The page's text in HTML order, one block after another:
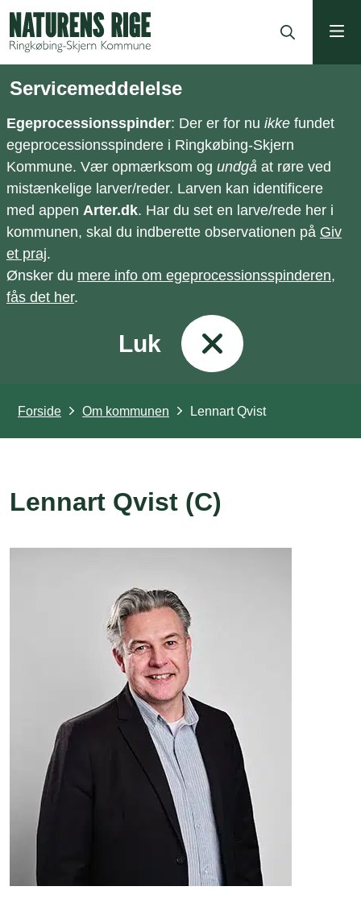
Servicemeddelelse
Egeprocessionsspinder: Der er for nu ikke fundet
egeprocessionsspindere i Ringkøbing-Skjern
Kommune. Vær opmærksom og undgå at røre ved
mistænkelige larver/reder. Larven kan identificere
med appen Arter.dk. Har du set en larve/rede her i
kommunen, skal du indberette observationen på Giv
et praj.
Ønsker du mere info om egeprocessionsspinderen,
fås det her.
Luk
Forside Om kommunen Lennart Qvist
Lennart Qvist (C)